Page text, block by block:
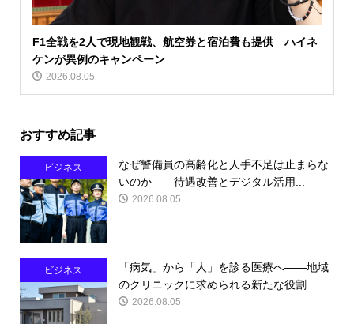
F1全戦を2人で現地観戦、航空券と宿泊費も提供 ハイネ
ケンが異例のキャンペーン
2026.08.05
おすすめ記事
ビジネス
なぜ警備員の高齢化と人手不足は止まらな
いのか――待遇改善とデジタル活用...
2026.08.05
ビジネス
「病気」から「人」を診る医療へ――地域
のクリニックに求められる新たな役割
2026.08.05